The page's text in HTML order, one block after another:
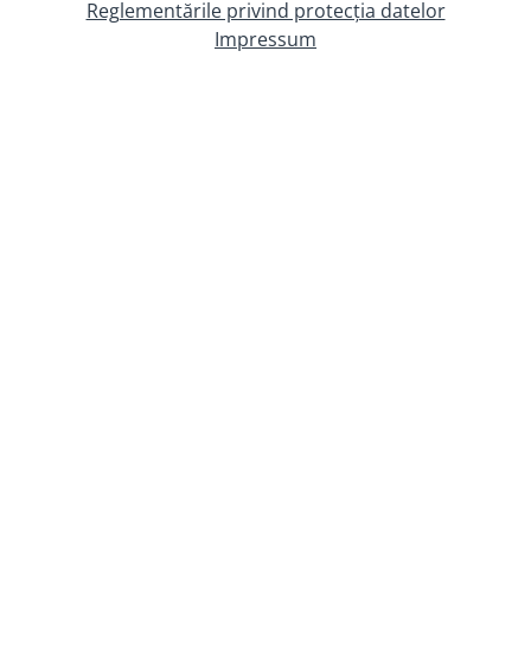
Reglementările privind protecția datelor
Impressum